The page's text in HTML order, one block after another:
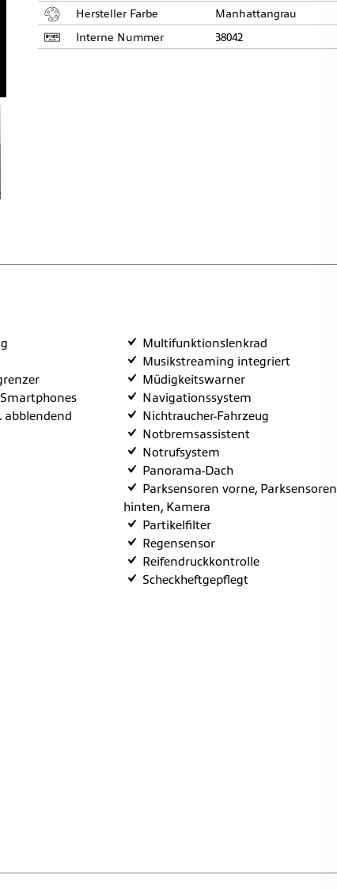
Hersteller Farbe
Manhattangrau
Interne Nummer
38042
abblendend
Multifunktionslenkrad
Musikstreaming integriert
Müdigkeitswarner
Navigationssystem
Nichtraucher-Fahrzeug
Notbremsassistent
Notrufsystem
Panorama-Dach
Parksensoren vorne, Parksensoren
hinten, Kamera
Partikelfilter
Regensensor
Reifendruckkontrolle
Scheckheftgepflegt